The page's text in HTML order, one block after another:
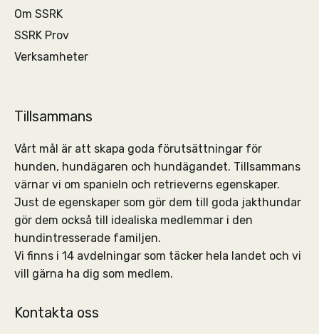
Om SSRK
SSRK Prov
Verksamheter
Tillsammans
Vårt mål är att skapa goda förutsättningar för
hunden, hundägaren och hundägandet. Tillsammans
värnar vi om spanieln och retrieverns egenskaper.
Just de egenskaper som gör dem till goda jakthundar
gör dem också till idealiska medlemmar i den
hundintresserade familjen.
Vi finns i 14 avdelningar som täcker hela landet och vi
vill gärna ha dig som medlem.
Kontakta oss